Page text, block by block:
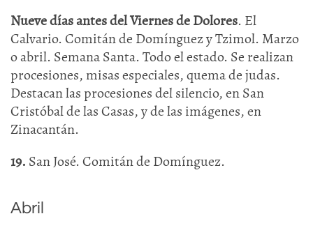
Nueve días antes del Viernes de Dolores. El
Calvario. Comitán de Domínguez y Tzimol. Marzo
o abril. Semana Santa. Todo el estado. Se realizan
procesiones, misas especiales, quema de judas.
Destacan las procesiones del silencio, en San
Cristóbal de las Casas, y de las imágenes, en
Zinacantán.
19. San José. Comitán de Domínguez.
Abril